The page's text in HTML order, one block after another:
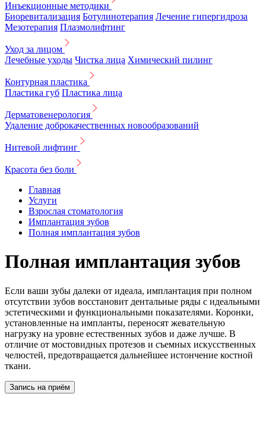
Инъекционные методики
Биоревитализация Ботулинотерапия Лечение гипергидроза
Мезотерапия Плазмолифтинг
Уход за лицом
Лечебные уходы Чистка лица Химический пилинг
Контурная пластика
Пластика губ Пластика лица
Дерматовенерология
Удаление доброкачественных новообразований
Нитевой лифтинг
Красота без боли
Главная
Услуги
Взрослая стоматология
Имплантация зубов
Полная имплантация зубов
Полная имплантация зубов
Если ваши зубы далеки от идеала, имплантация при полном
отсутствии зубов восстановит дентальные ряды с идеальными
эстетическими и функциональными показателями. Коронки,
установленные на импланты, переносят жевательную
нагрузку на уровне естественных зубов и даже лучше. В
отличие от мостовидных протезов и съемных искусственных
челюстей, предотвращается дальнейшее истончение костной
ткани.
Запись на приём